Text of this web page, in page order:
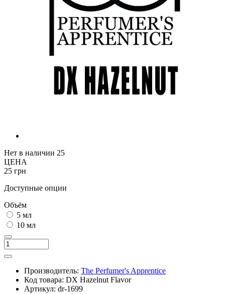
Нет в наличии 25
ЦЕНА
25 грн
Доступные опции
Объём
5 мл
10 мл
Производитель: The Perfumer's Apprentice
Код товара: DX Hazelnut Flavor
Артикул: dr-1699